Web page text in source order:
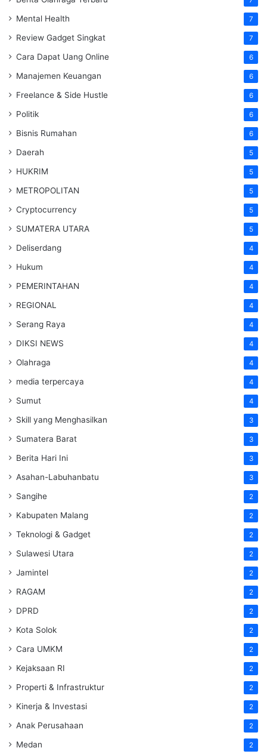
Mental Health 7
Review Gadget Singkat 7
Cara Dapat Uang Online 6
Manajemen Keuangan 6
Freelance & Side Hustle 6
Politik 6
Bisnis Rumahan 6
Daerah 5
HUKRIM 5
METROPOLITAN 5
Cryptocurrency 5
SUMATERA UTARA 5
Deliserdang 4
Hukum 4
PEMERINTAHAN 4
REGIONAL 4
Serang Raya 4
DIKSI NEWS 4
Olahraga 4
media terpercaya 4
Sumut 4
Skill yang Menghasilkan 3
Sumatera Barat 3
Berita Hari Ini 3
Asahan-Labuhanbatu 3
Sangihe 2
Kabupaten Malang 2
Teknologi & Gadget 2
Sulawesi Utara 2
Jamintel 2
RAGAM 2
DPRD 2
Kota Solok 2
Cara UMKM 2
Kejaksaan RI 2
Properti & Infrastruktur 2
Kinerja & Investasi 2
Anak Perusahaan 2
Medan 2